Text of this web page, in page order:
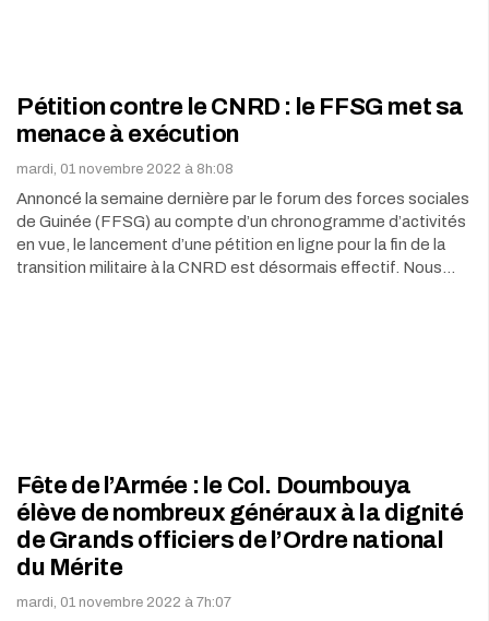
Pétition contre le CNRD : le FFSG met sa
menace à exécution
mardi, 01 novembre 2022 à 8h:08
Annoncé la semaine dernière par le forum des forces sociales
de Guinée (FFSG) au compte d’un chronogramme d’activités
en vue, le lancement d’une pétition en ligne pour la fin de la
transition militaire à la CNRD est désormais effectif. Nous…
Fête de l’Armée : le Col. Doumbouya
élève de nombreux généraux à la dignité
de Grands officiers de l’Ordre national
du Mérite
mardi, 01 novembre 2022 à 7h:07